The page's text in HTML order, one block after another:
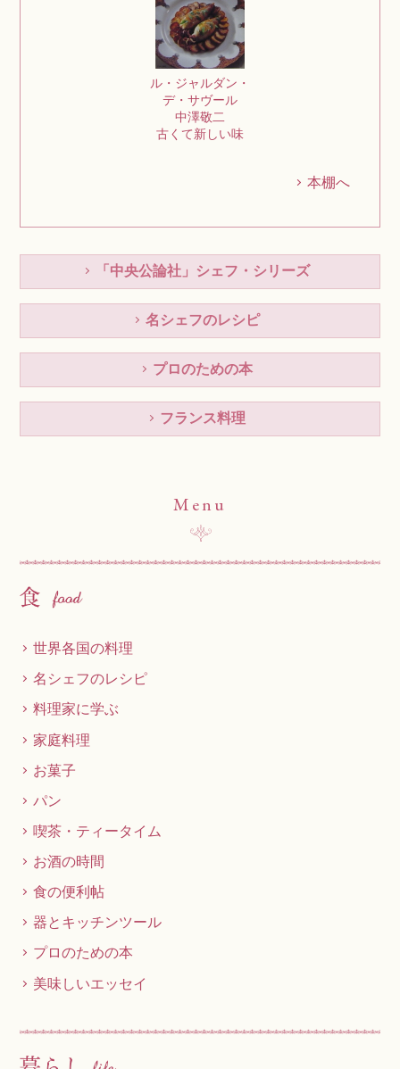
ル・ジャルダン・
デ・サヴール
中澤敬二
古くて新しい味
本棚へ
「中央公論社」シェフ・シリーズ
名シェフのレシピ
プロのための本
フランス料理
Menu
世界各国の料理
名シェフのレシピ
料理家に学ぶ
家庭料理
お菓子
パン
喫茶・ティータイム
お酒の時間
食の便利帖
器とキッチンツール
プロのための本
美味しいエッセイ